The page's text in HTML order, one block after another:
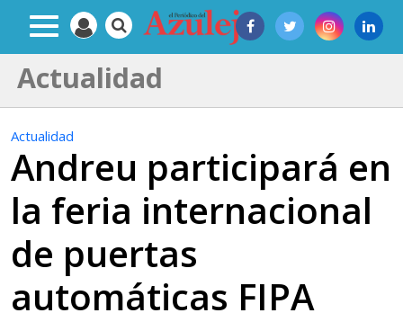
Actualidad
Actualidad
Andreu participará en
la feria internacional
de puertas
automáticas FIPA